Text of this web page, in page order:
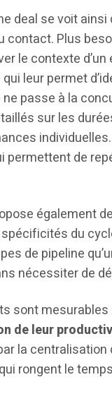
deal se voit
contact. Plus
le contexte
qui leur permet
passe à la
sur les
permettent de
également
spécificités du
de pipeline
nécessiter de
sont mesurables
de leur
la
rongent le